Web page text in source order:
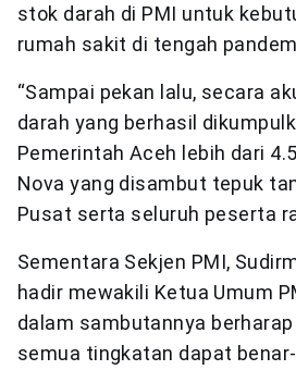
stok darah di PMI untuk
rumah sakit di tengah
“Sampai pekan lalu, secara
darah yang berhasil
Pemerintah Aceh lebih dari
Nova yang disambut tepuk
Pusat serta seluruh peserta
Sementara Sekjen PMI,
hadir mewakili Ketua Umum
dalam sambutannya
semua tingkatan dapat